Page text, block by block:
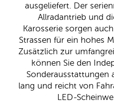
Kontakt
AGB's
zu den
ausgeliefert. Der
Allradantrieb und
Karosserie sorgen
Strassen für ein hohes
Zusätzlich zur
können Sie den
Sonderausstattungen
lang und reicht von
LED-